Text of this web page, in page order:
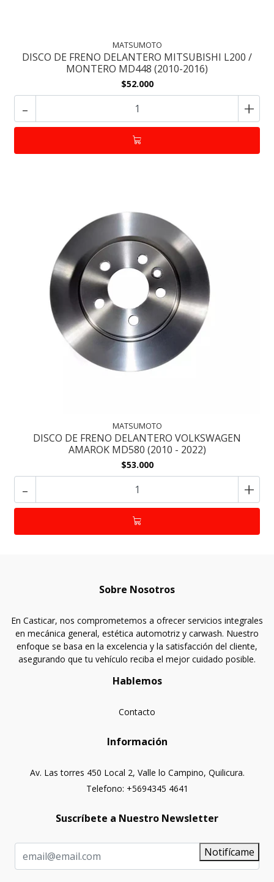
MATSUMOTO
DISCO DE FRENO DELANTERO MITSUBISHI L200 /
MONTERO MD448 (2010-2016)
$52.000
- +
MATSUMOTO
DISCO DE FRENO DELANTERO VOLKSWAGEN
AMAROK MD580 (2010 - 2022)
$53.000
- +
Sobre Nosotros
En Casticar, nos comprometemos a ofrecer servicios integrales
en mecánica general, estética automotriz y carwash. Nuestro
enfoque se basa en la excelencia y la satisfacción del cliente,
asegurando que tu vehículo reciba el mejor cuidado posible.
Hablemos
Contacto
Información
Av. Las torres 450 Local 2, Valle lo Campino, Quilicura.
Telefono: +5694345 4641
Suscríbete a Nuestro Newsletter
Notifícame